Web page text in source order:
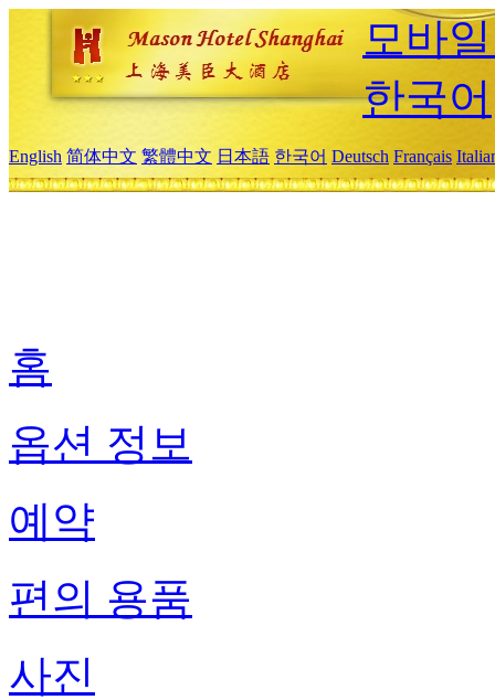
모바
한국어
English 简体中文 繁體中文 日本語 한국어 Deutsch Français
홈
옵션 정보
예약
편의 용품
사진